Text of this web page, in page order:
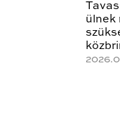
ülnek